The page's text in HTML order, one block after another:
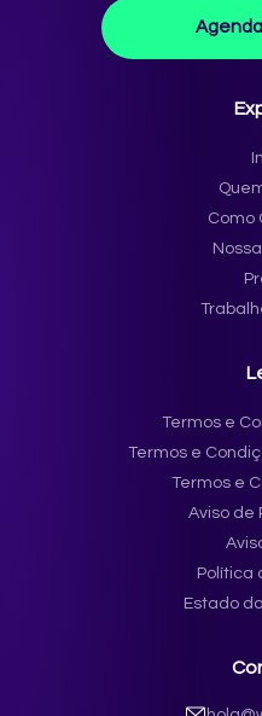
Como
Termos e
Termos e
Termos e
Aviso de
Política
Estado